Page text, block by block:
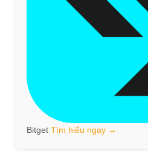
Bitget Tìm hiểu ngay →